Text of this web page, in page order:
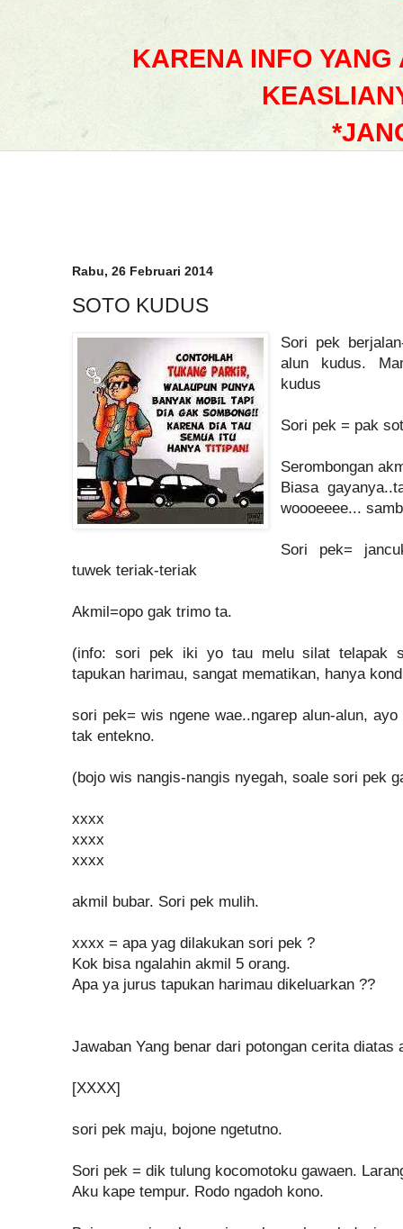
KARENA INFO
Rabu, 26 Februari 2014
SOTO KUDUS
Sori pek
alun kudus.
kudus
Sori pek = pak
Serombongan
Biasa
woooeeee...
Sori pek=
tuwek teriak-teriak
Akmil=opo gak trimo ta.
(info: sori pek iki yo tau melu silat telapak
tapukan harimau, sangat mematikan, hanya
sori pek= wis ngene wae..ngarep alun-alun,
tak entekno.
(bojo wis nangis-nangis nyegah, soale sori pek
xxxx
xxxx
xxxx
akmil bubar. Sori pek mulih.
xxxx = apa yag dilakukan sori pek ?
Kok bisa ngalahin akmil 5 orang.
Apa ya jurus tapukan harimau dikeluarkan ??
Jawaban Yang benar dari potongan cerita diatas
[XXXX]
sori pek maju, bojone ngetutno.
Sori pek = dik tulung kocomotoku gawaen.
Aku kape tempur. Rodo ngadoh kono.